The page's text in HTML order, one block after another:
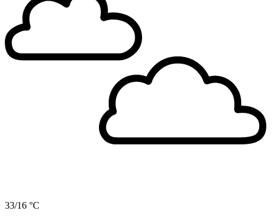
33/16 °C